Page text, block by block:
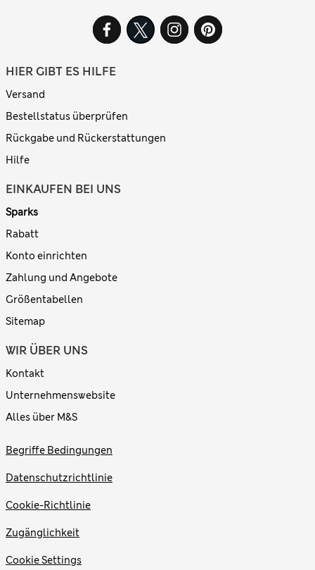
HIER GIBT ES HILFE
Versand
Bestellstatus überprüfen
Rückgabe und Rückerstattungen
Hilfe
EINKAUFEN BEI UNS
Sparks
Rabatt
Konto einrichten
Zahlung und Angebote
Größentabellen
Sitemap
WIR ÜBER UNS
Kontakt
Unternehmenswebsite
Alles über M&S
Begriffe Bedingungen
Datenschutzrichtlinie
Cookie-Richtlinie
Zugänglichkeit
Cookie Settings